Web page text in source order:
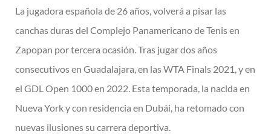
La jugadora española de 26 años, volverá a pisar las
canchas duras del Complejo Panamericano de Tenis en
Zapopan por tercera ocasión. Tras jugar dos años
consecutivos en Guadalajara, en las WTA Finals 2021, y en
el GDL Open 1000 en 2022. Esta temporada, la nacida en
Nueva York y con residencia en Dubái, ha retomado con
nuevas ilusiones su carrera deportiva.